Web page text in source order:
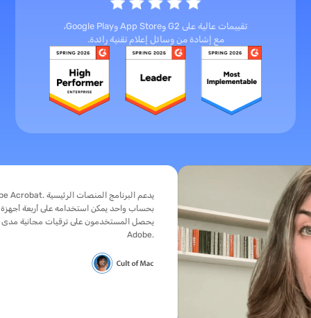
تقييمات عالية على G2 وApp Store وGoogle Play،
مع إشادة من وسائل إعلام تقنية رائدة.
يحصل المستخدمون على ترقيات